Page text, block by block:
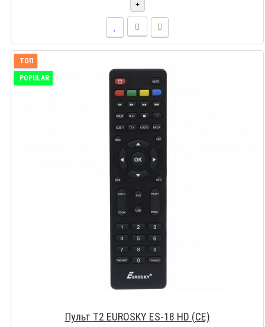
+
ТОП
POPULAR
Пульт T2 EUROSKY ES-18 HD (CE)